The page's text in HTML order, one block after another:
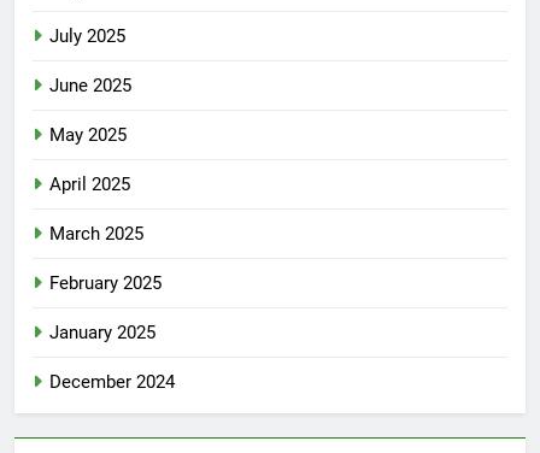
July 2025
June 2025
May 2025
April 2025
March 2025
February 2025
January 2025
December 2024